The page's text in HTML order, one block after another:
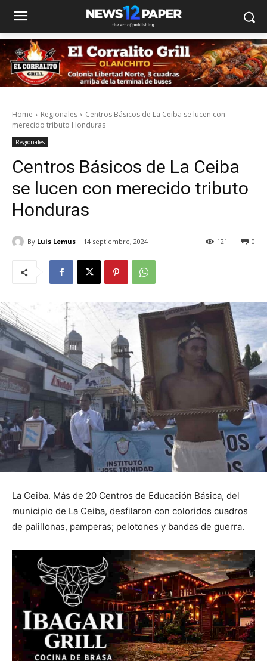
Home Regionales
Centros Básicos de La Ceiba se lucen con
merecido tributo Honduras
Regionales
Centros Básicos de La Ceiba
se lucen con merecido tributo
Honduras
By Luis Lemus 14 septiembre, 2024 0
121
La Ceiba. Más de 20 Centros de Educación Básica, del
municipio de La Ceiba, desfilaron con coloridos cuadros
de palillonas, pamperas; pelotones y bandas de guerra.